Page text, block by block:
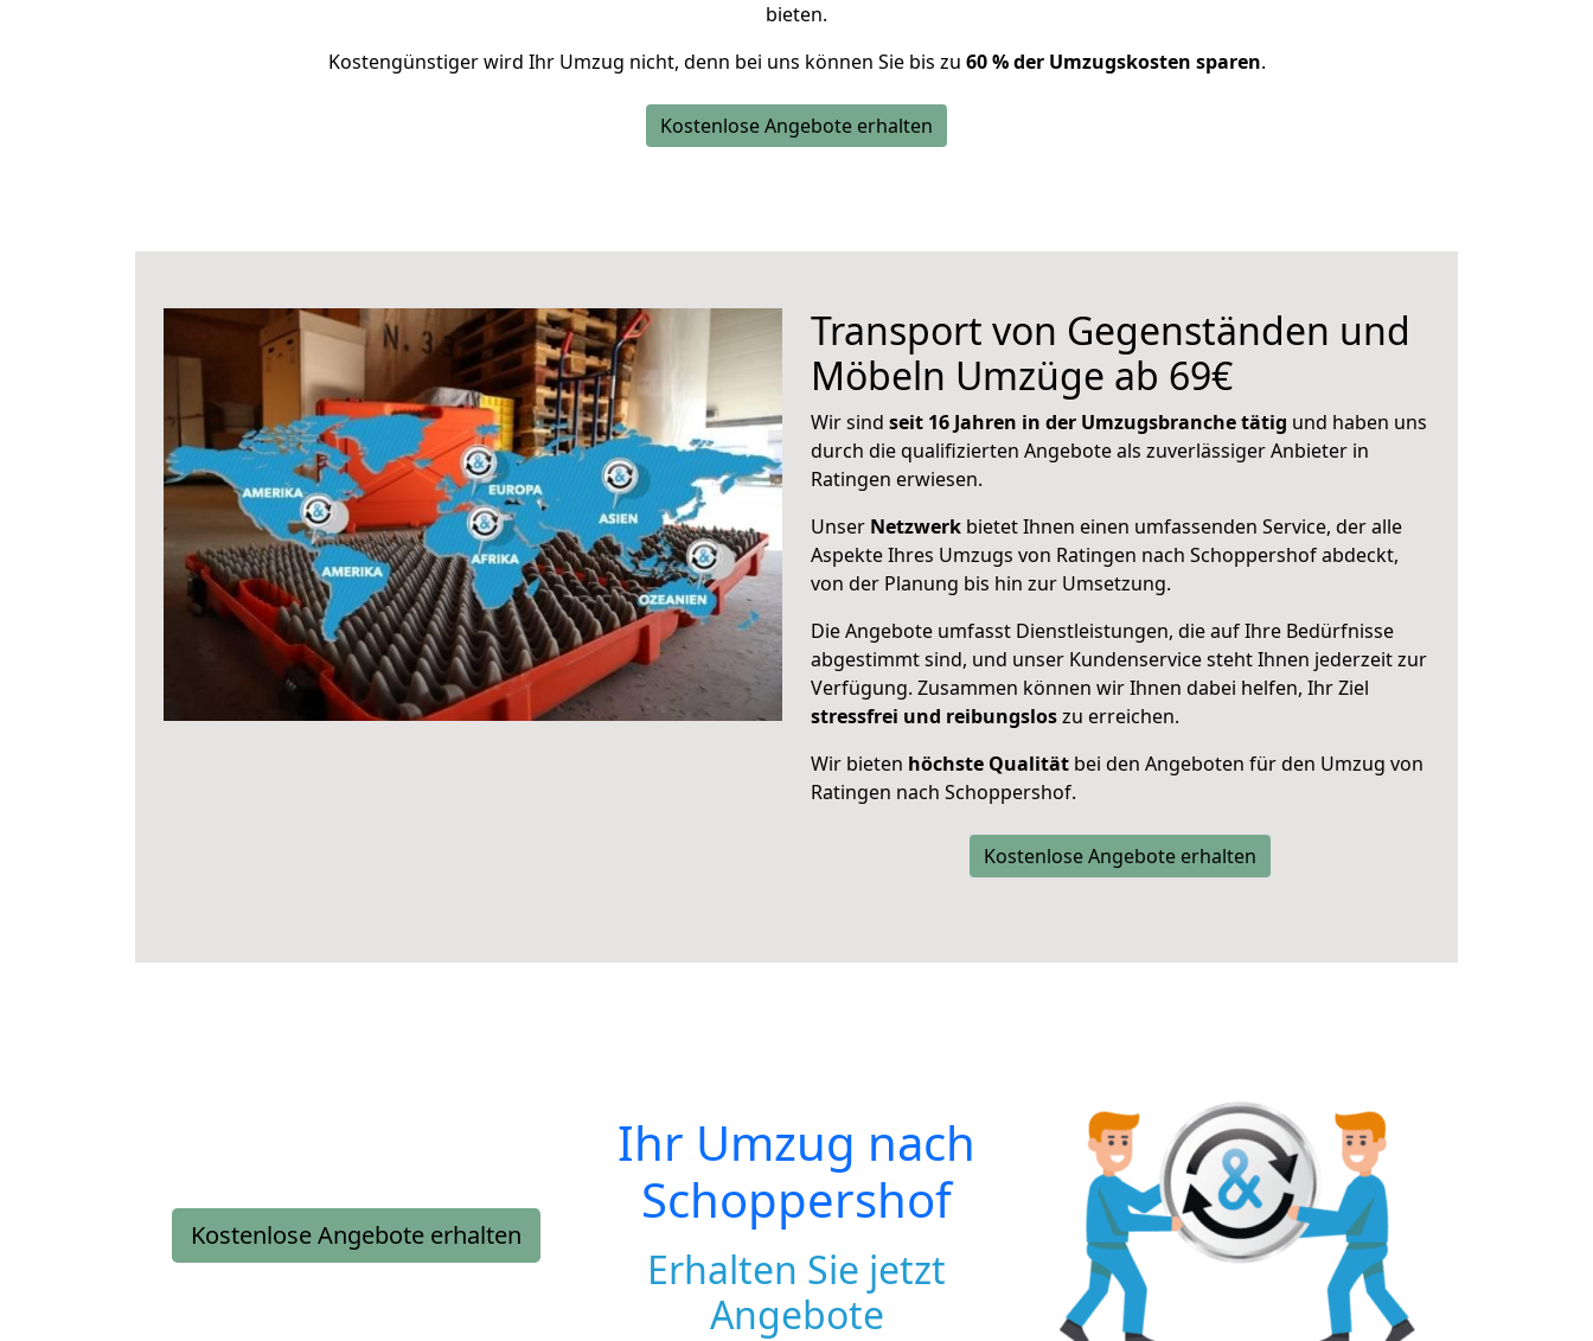
bieten.
Kostengünstiger wird Ihr Umzug nicht, denn bei uns können Sie bis zu 60 % der Umzugskosten sparen.
Kostenlose Angebote erhalten
Transport von Gegenständen und
Möbeln Umzüge ab 69€
Wir sind seit 16 Jahren in der Umzugsbranche tätig und haben uns
durch die qualifizierten Angebote als zuverlässiger Anbieter in
Ratingen erwiesen.
Unser Netzwerk bietet Ihnen einen umfassenden Service, der alle
Aspekte Ihres Umzugs von Ratingen nach Schoppershof abdeckt,
von der Planung bis hin zur Umsetzung.
Die Angebote umfasst Dienstleistungen, die auf Ihre Bedürfnisse
abgestimmt sind, und unser Kundenservice steht Ihnen jederzeit zur
Verfügung. Zusammen können wir Ihnen dabei helfen, Ihr Ziel
stressfrei und reibungsloszu erreichen.
Wir bieten höchste Qualität bei den Angeboten für den Umzug von
Ratingen nach Schoppershof.
Kostenlose Angebote erhalten
Kostenlose Angebote erhalten
Ihr Umzug nach
Schoppershof
Erhalten Sie jetzt
Angebote